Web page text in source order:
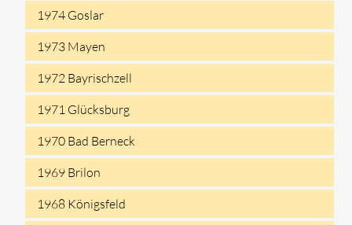
1974 Goslar
1973 Mayen
1972 Bayrischzell
1971 Glücksburg
1970 Bad Berneck
1969 Brilon
1968 Königsfeld